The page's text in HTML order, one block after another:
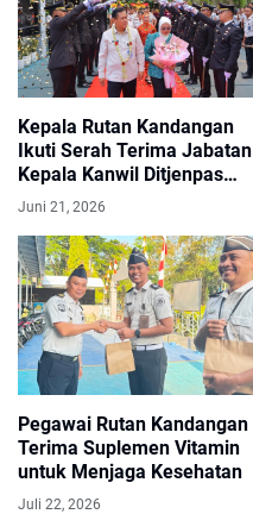
Kepala Rutan Kandangan
Ikuti Serah Terima Jabatan
Kepala Kanwil Ditjenpas
Kalsel
Juni 21, 2026
Pegawai Rutan Kandangan
Terima Suplemen Vitamin
untuk Menjaga Kesehatan
Juli 22, 2026